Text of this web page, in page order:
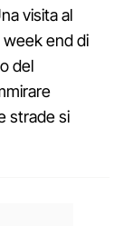
visita al
end di
del
strade si